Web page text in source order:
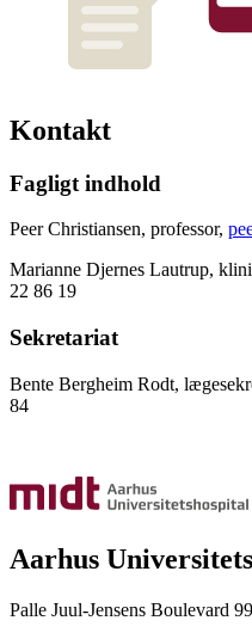
Kontakt
Fagligt indhold
Peer Christiansen, professor,
Marianne Djernes Lautrup,
22 86 19
Sekretariat
Bente Bergheim Rodt,
84
Aarhus
Palle Juul-Jensens Boulevard 99